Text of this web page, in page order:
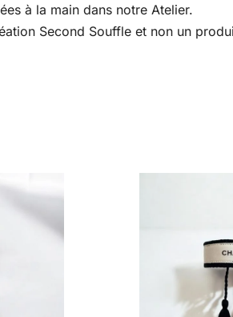
à la main dans notre Atelier.
Second Souffle et non un